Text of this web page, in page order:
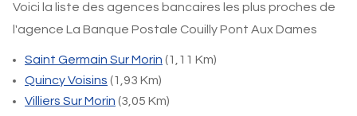
Voici la liste des agences bancaires les plus proches de
l'agence La Banque Postale Couilly Pont Aux Dames
Saint Germain Sur Morin (1,11 Km)
Quincy Voisins (1,93 Km)
Villiers Sur Morin (3,05 Km)